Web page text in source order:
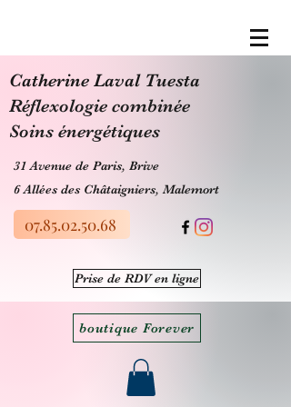
​Catherine Laval Tuesta
Réflexologie combinée
Soins énergétiques
31 Avenue de Paris, Brive
6 Allées des Châtaigniers, Malemort
07.85.02.50.68
Prise de RDV en ligne
boutique Forever